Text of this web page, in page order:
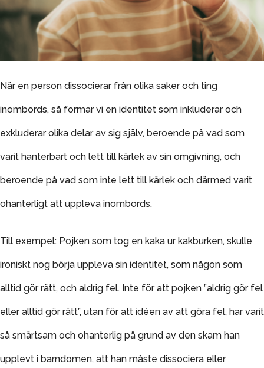
När en person dissocierar från olika saker och ting
inombords, så formar vi en identitet som inkluderar och
exkluderar olika delar av sig själv, beroende på vad som
varit hanterbart och lett till kärlek av sin omgivning, och
beroende på vad som inte lett till kärlek och därmed varit
ohanterligt att uppleva inombords.
Till exempel: Pojken som tog en kaka ur kakburken, skulle
ironiskt nog börja uppleva sin identitet, som någon som
alltid gör rätt, och aldrig fel. Inte för att pojken ”aldrig gör fel
eller alltid gör rätt”, utan för att idéen av att göra fel, har varit
så smärtsam och ohanterlig på grund av den skam han
upplevt i barndomen, att han måste dissociera eller